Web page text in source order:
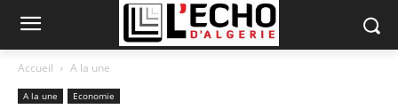
Accueil A la une
A la une Economie